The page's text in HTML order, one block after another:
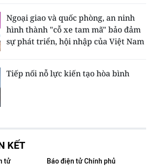
Ngoại giao và quốc phòng, an ninh
hình thành "cỗ xe tam mã" bảo đảm
sự phát triển, hội nhập của Việt Nam
Tiếp nối nỗ lực kiến tạo hòa bình
KẾT
tử
Báo điện tử Chính phủ